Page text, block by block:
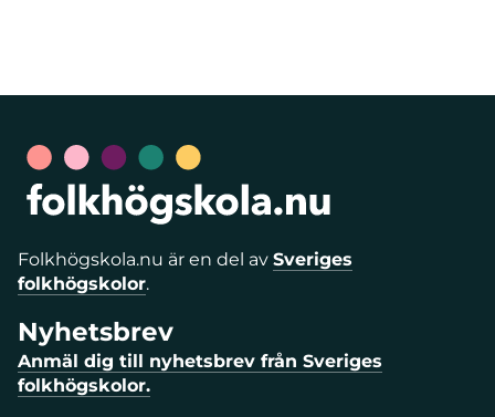
Folkhögskola.nu är en del av Sveriges
folkhögskolor.
Nyhetsbrev
Anmäl dig till nyhetsbrev från Sveriges
folkhögskolor.